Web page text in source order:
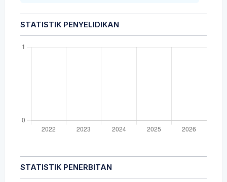
STATISTIK PENYELIDIKAN
STATISTIK PENERBITAN